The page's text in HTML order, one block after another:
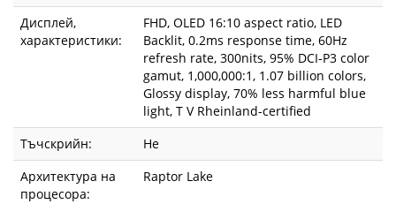
Дисплей,
характеристики:
FHD, OLED 16:10 aspect ratio, LED
Backlit, 0.2ms response time, 60Hz
refresh rate, 300nits, 95% DCI-P3 color
gamut, 1,000,000:1, 1.07 billion colors,
Glossy display, 70% less harmful blue
light, T V Rheinland-certified
Тъчскрийн:
Не
Архитектура на
процесора:
Raptor Lake